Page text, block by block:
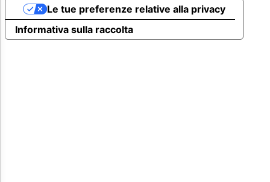
Informativa sulla raccolta
Le tue preferenze relative alla privacy